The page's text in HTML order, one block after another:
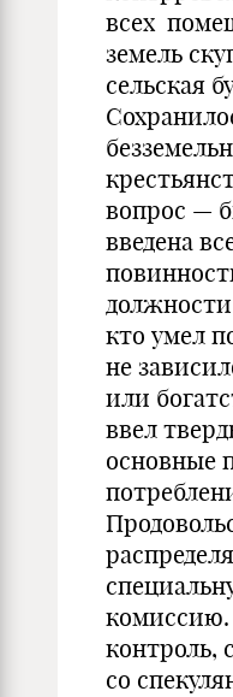
всех
земель
сельская
вопрос —
введена
кто умел
не
или
ввел
основные
комиссию.
контроль,
со